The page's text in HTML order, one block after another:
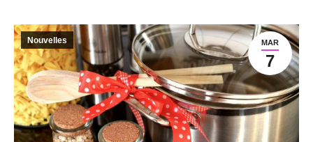
MAR
7
Nouvelles